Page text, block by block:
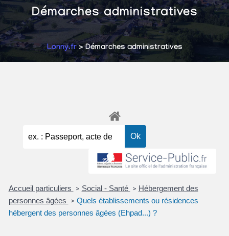
Démarches administratives
Lonny.fr> Démarches administratives
Accueil particuliers > Social - Santé > Hébergement des
personnes âgées
> Quels établissements ou résidences
hébergent des personnes âgées (Ehpad...) ?